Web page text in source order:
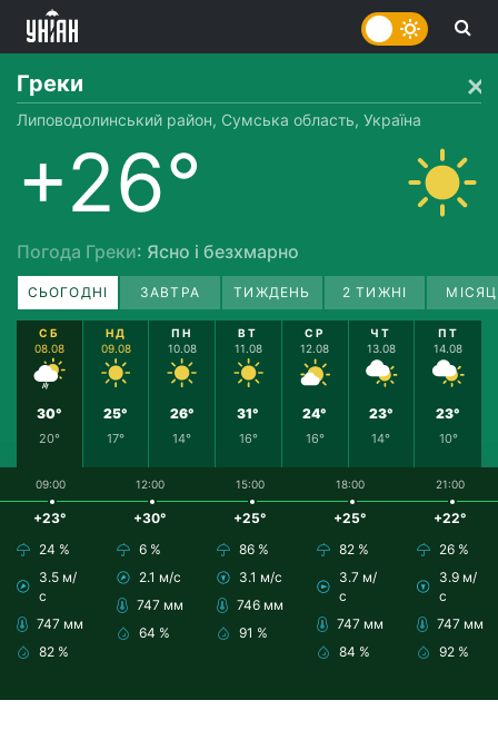
Греки
Липоводолинський район, Сумська область, Україна
+26°
Погода Греки: Ясно і безхмарно
СЬОГОДНІ ЗАВТРА ТИЖДЕНЬ 2 ТИЖНІ
СБ
08.08
30°
20°
НД
09.08
25°
17°
ПН
10.08
26°
14°
ВТ
11.08
31°
16°
СР
12.08
24°
16°
ЧТ
13.08
23°
14°
ПТ
14.08
23°
10°
09:00
+23°
24 %
3.5 м/
с
747 мм
82 %
12:00
+30°
6 %
2.1 м/с
747 мм
64 %
15:00
+25°
86 %
3.1 м/с
746 мм
91 %
18:00
+25°
82 %
3.7 м/
с
747 мм
84 %
21:00
+22°
26 %
3.9 м/
с
747 мм
92 %